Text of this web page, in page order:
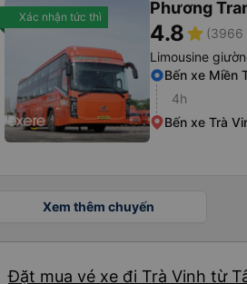
Xác nhận tức thì Phương
4.8star (3966
Limousine
Bến xe Miền
4h
Bến xe Trà
Xem thêm chuyến
Đặt mua vé xe đi Trà Vinh từ